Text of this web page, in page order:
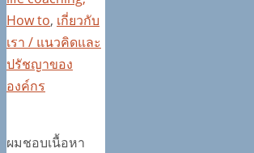
How to, เกี่ยวกับ
เรา / แนวคิดและ
ปรัชญาของ
องค์กร
ผมชอบเนื้อหา